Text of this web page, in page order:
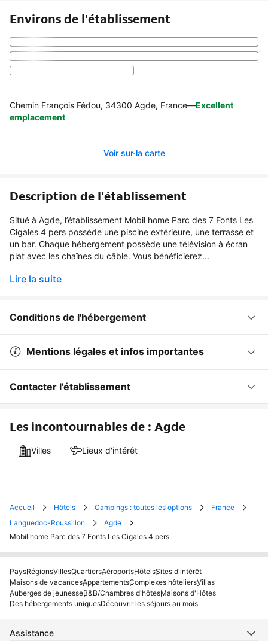
Environs de l'établissement
Chemin François Fédou, 34300 Agde, France—Excellent
emplacement
Voir sur la carte
Description de l'établissement
Situé à Agde, l’établissement Mobil home Parc des 7 Fonts Les
Cigales 4 pers possède une piscine extérieure, une terrasse et
un bar. Chaque hébergement possède une télévision à écran
plat avec les chaînes du câble. Vous bénéficierez...
Lire la suite
Conditions de l'hébergement
Mentions légales et infos importantes
Contacter l'établissement
Les incontournables de : Agde
Villes Lieux d'intérêt
Accueil Hôtels Campings : toutes les options
France
Languedoc-Roussillon
Agde
Mobil home Parc des 7 Fonts Les Cigales 4 pers
PaysRégionsVillesQuartiersAéroportsHôtelsSites d'intérêt
Maisons de vacancesAppartementsComplexes hôteliersVillas
Auberges de jeunesseB&B/Chambres d'hôtesMaisons d'Hôtes
Des hébergements uniquesDécouvrir les séjours au mois
Assistance